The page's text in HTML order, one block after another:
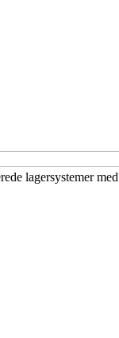
lagersystemer med